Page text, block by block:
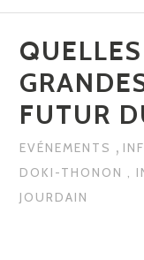
FUTUR
EVÉNEMENTS ,
DOKI-THONON ,
JOURDAIN